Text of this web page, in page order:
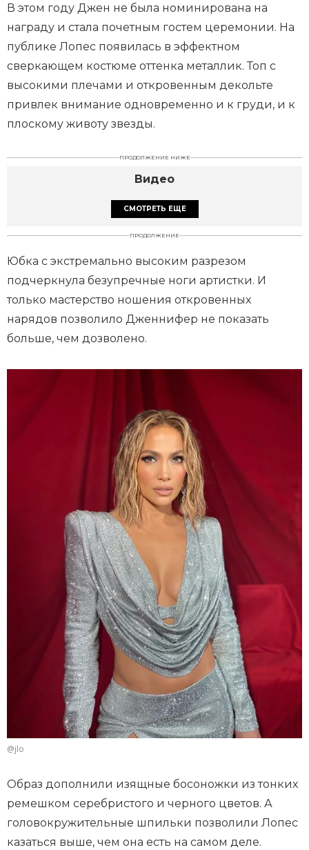
В этом году Джен не была номинирована на
награду и стала почетным гостем церемонии. На
публике Лопес появилась в эффектном
сверкающем костюме оттенка металлик. Топ с
высокими плечами и откровенным декольте
привлек внимание одновременно и к груди, и к
плоскому животу звезды.
ПРОДОЛЖЕНИЕ НИЖЕ
Видео
СМОТРЕТЬ ЕЩЕ
ПРОДОЛЖЕНИЕ
Юбка с экстремально высоким разрезом
подчеркнула безупречные ноги артистки. И
только мастерство ношения откровенных
нарядов позволило Дженнифер не показать
больше, чем дозволено.
@jlo
Образ дополнили изящные босоножки из тонких
ремешком серебристого и черного цветов. А
головокружительные шпильки позволили Лопес
казаться выше, чем она есть на самом деле.